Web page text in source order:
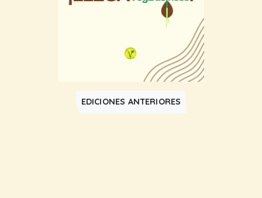
EDICIONES ANTERIORES